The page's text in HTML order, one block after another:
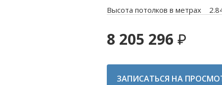
Высота потолков в метрах
8 205 296
ЗАПИСАТЬСЯ НА